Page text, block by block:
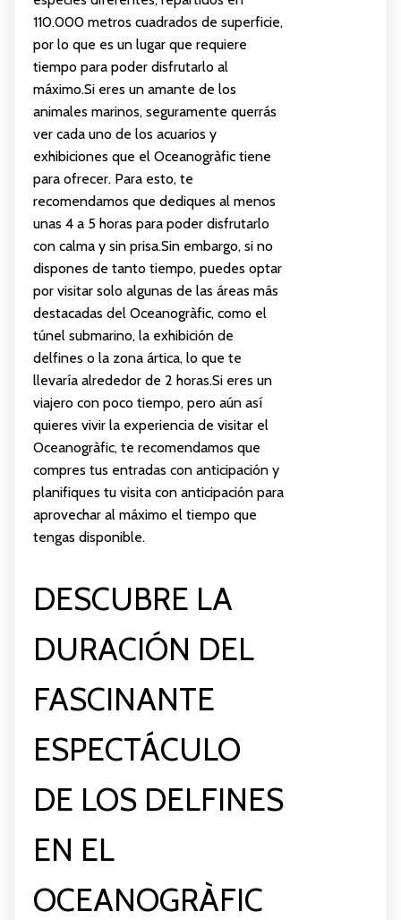
110.000 metros cuadrados de superficie,
por lo que es un lugar que requiere
tiempo para poder disfrutarlo al
máximo.Si eres un amante de los
animales marinos, seguramente querrás
ver cada uno de los acuarios y
exhibiciones que el Oceanogràfic tiene
para ofrecer. Para esto, te
recomendamos que dediques al menos
unas 4 a 5 horas para poder disfrutarlo
con calma y sin prisa.Sin embargo, si no
dispones de tanto tiempo, puedes optar
por visitar solo algunas de las áreas más
destacadas del Oceanogràfic, como el
túnel submarino, la exhibición de
delfines o la zona ártica, lo que te
llevaría alrededor de 2 horas.Si eres un
viajero con poco tiempo, pero aún así
quieres vivir la experiencia de visitar el
Oceanogràfic, te recomendamos que
compres tus entradas con anticipación y
planifiques tu visita con anticipación para
aprovechar al máximo el tiempo que
tengas disponible.
DESCUBRE LA
DURACIÓN DEL
FASCINANTE
ESPECTÁCULO
DE LOS DELFINES
EN EL
OCEANOGRÀFIC